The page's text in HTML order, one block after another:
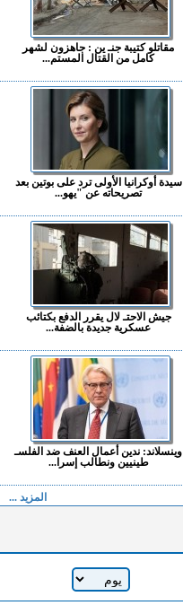
مقاتلو كتيبة جنـ ين : جاهزون لشهر
كامل من القتال المستم...
سيدة أوكرانيا الأولى ترد على بوتين بعد
تصريحاته عن "يهو...
جيش الاحتـ لال يقرر الدفع بكتائب
عسكرية جديدة بالضفة...
وينسلاند: ندين أعمال العنف ضد الفلسـ
طينيين ونطالب إسرا...
المزيد ...